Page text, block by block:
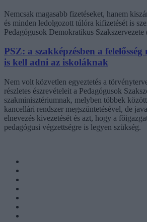
Nemcsak magasabb fizetéseket, hanem
és minden ledolgozott túlóra kifizetését is
Pedagógusok Demokratikus
PSZ: a szakképzésben a
is kell adni az iskoláknak
Nem volt közvetlen egyeztetés a
részletes észrevételeit a Pedagógusok
szakminisztériumnak, melyben többek
kancellári rendszer megszüntetésével, de
elnevezés kivezetését és azt, hogy a
pedagógusi végzettségre is legyen szükség.